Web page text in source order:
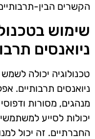
הקשרים הבין-
שימוש
ניואנסים
טכנולוגיה יכולה
ניואנסים תרבותיים.
מנהגים, מסורות
יכולות לסייע
החברתיים. זה יכול